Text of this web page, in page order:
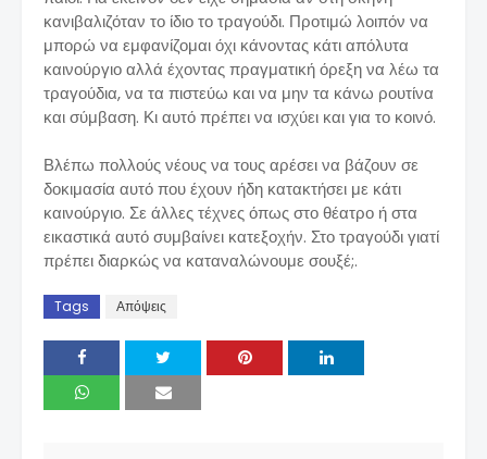
κανιβαλιζόταν το ίδιο το τραγούδι. Προτιμώ λοιπόν να
μπορώ να εμφανίζομαι όχι κάνοντας κάτι απόλυτα
καινούργιο αλλά έχοντας πραγματική όρεξη να λέω τα
τραγούδια, να τα πιστεύω και να μην τα κάνω ρουτίνα
και σύμβαση. Κι αυτό πρέπει να ισχύει και για το κοινό.
Βλέπω πολλούς νέους να τους αρέσει να βάζουν σε
δοκιμασία αυτό που έχουν ήδη κατακτήσει με κάτι
καινούργιο. Σε άλλες τέχνες όπως στο θέατρο ή στα
εικαστικά αυτό συμβαίνει κατεξοχήν. Στο τραγούδι γιατί
πρέπει διαρκώς να καταναλώνουμε σουξέ;.
Tags Απόψεις